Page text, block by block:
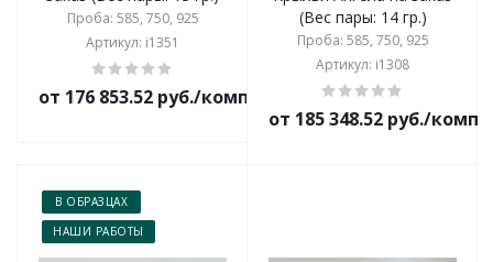
Проба: 585, 750, 925
Артикул: i1351
от 176 853.52 руб./комплект
(Вес пары: 14 гр.)
Проба: 585, 750, 925
Артикул: i1308
от 185 348.52 руб./
В ОБРАЗЦАХ
НАШИ РАБОТЫ